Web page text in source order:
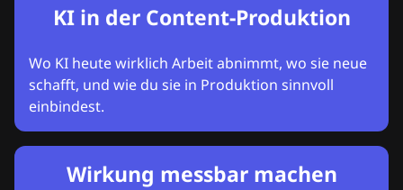
KI in der Content-Produktion
Wo KI heute wirklich Arbeit abnimmt, wo sie neue
schafft, und wie du sie in Produktion sinnvoll
einbindest.
Wirkung messbar machen